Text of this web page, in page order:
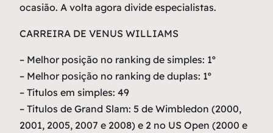
ocasião. A volta agora divide especialistas.
CARREIRA DE VENUS WILLIAMS
– Melhor posição no ranking de simples: 1º
– Melhor posição no ranking de duplas: 1º
– Títulos em simples: 49
– Títulos de Grand Slam: 5 de Wimbledon (2000,
2001, 2005, 2007 e 2008) e 2 no US Open (2000 e